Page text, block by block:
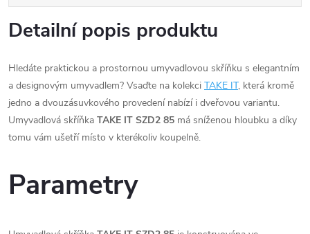
Detailní popis produktu
Hledáte praktickou a prostornou umyvadlovou skříňku s elegantním
a designovým umyvadlem? Vsaďte na kolekci TAKE IT, která kromě
jedno a dvouzásuvkového provedení nabízí i dveřovou variantu.
Umyvadlová skříňka TAKE IT SZD2 85 má sníženou hloubku a díky
tomu vám ušetří místo v kterékoliv koupelně.
Parametry